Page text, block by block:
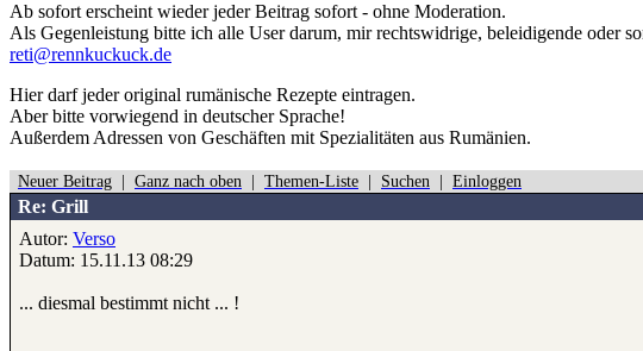
Ab sofort erscheint wieder jeder Beitrag sofort - ohne Moderation.
Als Gegenleistung bitte ich alle User darum, mir rechtswidrige, beleidigende oder
reti@rennkuckuck.de
Hier darf jeder original rumänische Rezepte eintragen.
Aber bitte vorwiegend in deutscher Sprache!
Außerdem Adressen von Geschäften mit Spezialitäten aus Rumänien.
Neuer Beitrag Ganz nach oben Themen-Liste Suchen Einloggen
Re: Grill
Autor: Verso
Datum: 15.11.13 08:29
... diesmal bestimmt nicht ... !